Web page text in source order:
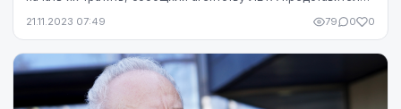
21.11.2023 07:49 79 0 0